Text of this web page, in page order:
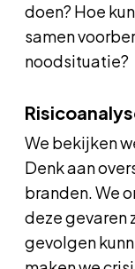
doen? Hoe
samen
noodsituatie?
We bekijken
Denk aan
branden. We
deze gevaren
gevolgen